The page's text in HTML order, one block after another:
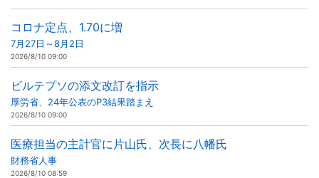
コロナ定点、1.70に増
7月27日～8月2日
2026/8/10 09:00
ビルテプソの添文改訂を指示
厚労省、24年公表のP3結果踏まえ
2026/8/10 09:00
医療担当の主計官に片山氏、次長に八幡氏
財務省人事
2026/8/10 08:59